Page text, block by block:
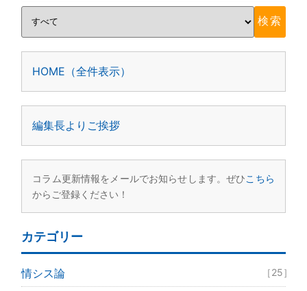
HOME（全件表示）
編集長よりご挨拶
コラム更新情報をメールでお知らせします。ぜひこちら
からご登録ください！
カテゴリー
情シス論 ［25］